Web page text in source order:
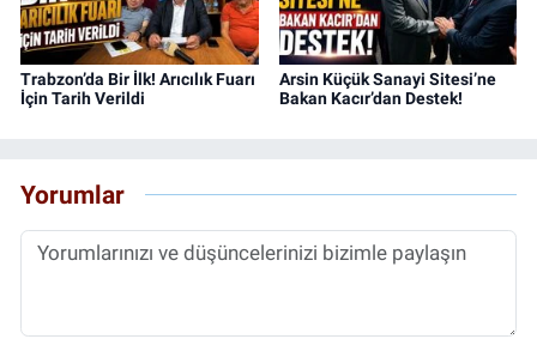
Trabzon’da Bir İlk! Arıcılık Fuarı
İçin Tarih Verildi
Arsin Küçük Sanayi Sitesi’ne
Bakan Kacır’dan Destek!
Yorumlar